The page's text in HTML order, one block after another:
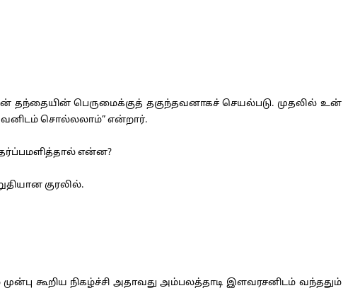
பெருமைக்குத் தகுந்தவனாகச் செயல்படு. முதலில் உன்
அவனிடம் சொல்லலாம்” என்றார்.
என்ன?
குரலில்.
கூறிய நிகழ்ச்சி அதாவது அம்பலத்தாடி இளவரசனிடம் வந்ததும்